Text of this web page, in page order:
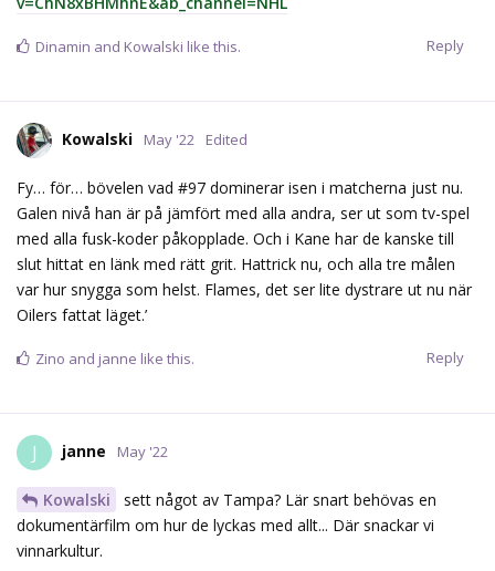
Reply
Dinamin and Kowalski like this.
Kowalski May '22 Edited
Fy… för… bövelen vad #97 dominerar isen i matcherna just nu.
Galen nivå han är på jämfört med alla andra, ser ut som tv-spel
med alla fusk-koder påkopplade. Och i Kane har de kanske till
slut hittat en länk med rätt grit. Hattrick nu, och alla tre målen
var hur snygga som helst. Flames, det ser lite dystrare ut nu när
Oilers fattat läget.’
Reply
Zino and janne like this.
J janne May '22
Kowalski
sett något av Tampa? Lär snart behövas en
dokumentärfilm om hur de lyckas med allt... Där snackar vi
vinnarkultur.